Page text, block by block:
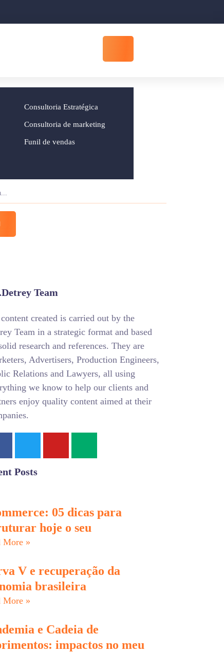
Consultoria Estratégica
Consultoria de marketing
Funil de vendas
Team
created is carried out by the
Team in a strategic format and based
research and references. They are
Advertisers, Production Engineers,
Relations and Lawyers, all using
we know to help our clients and
enjoy quality content aimed at their
Posts
05 dicas para
hoje o seu
More »
V e recuperação da
brasileira
More »
e Cadeia de
impactos no meu